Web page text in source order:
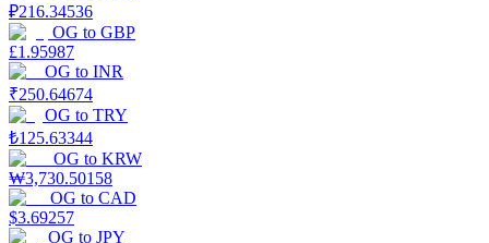
Utsättning
Hög avkastning och omedelbar tillgång
₽216.34536
OG to GBP
£1.95987
OG to INR
₹250.64674
OG to TRY
₺125.63344
OG to KRW
₩3,730.50158
OG to CAD
$3.69257
OG to JPY